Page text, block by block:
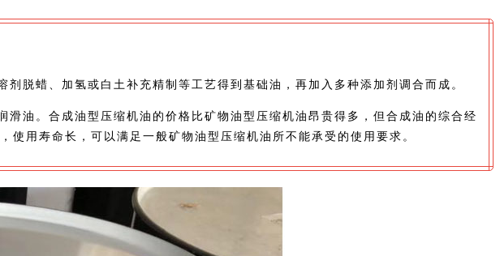
脱蜡、加氢或白土补充精制等工艺得到基础油，再加入多种添加剂调合而成。
油。合成油型压缩机油的价格比矿物油型压缩机油昂贵得多，但合成油的综合经
用寿命长，可以满足一般矿物油型压缩机油所不能承受的使用要求。